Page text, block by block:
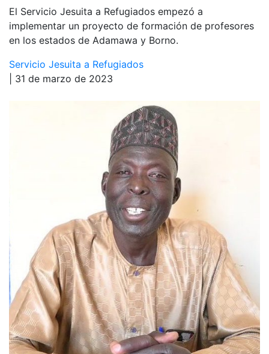
El Servicio Jesuita a Refugiados empezó a
implementar un proyecto de formación de profesores
en los estados de Adamawa y Borno.
Servicio Jesuita a Refugiados
| 31 de marzo de 2023